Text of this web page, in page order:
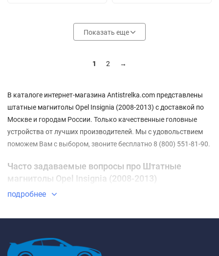
Показать еще
1 2 →
В каталоге интернет-магазина Antistrelka.com представлены
штатные магнитолы Opel Insignia (2008-2013) с доставкой по
Москве и городам России. Только качественные головные
устройства от лучших производителей. Мы с удовольствием
поможем Вам с выбором, звоните бесплатно 8 (800) 551-81-90.
Часто задаваемые вопросы про Штатные
магнитолы Opel Insignia (2008-2013)
⇓ Какие Штатные магнитолы Opel Insignia (2008-2013)
Opel Insignia (2008-2013) - ✓
DX114M Opel Insignia (2008-2013)
подробнее